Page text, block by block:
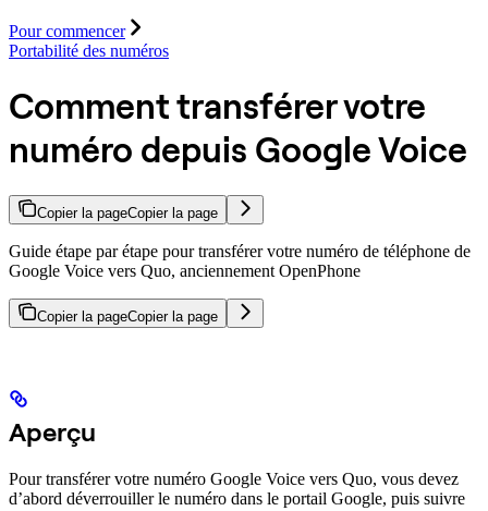
Pour commencer
Portabilité des numéros
Comment transférer votre
numéro depuis Google Voice
Copier la pageCopier la page
Guide étape par étape pour transférer votre numéro de téléphone de
Google Voice vers Quo, anciennement OpenPhone
Copier la pageCopier la page
Aperçu
Pour transférer votre numéro Google Voice vers Quo, vous devez
d’abord déverrouiller le numéro dans le portail Google, puis suivre